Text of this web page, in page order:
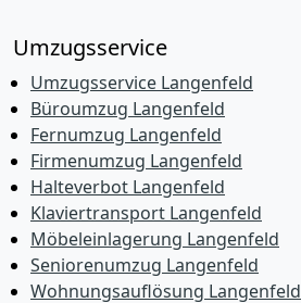
Umzugsservice
Umzugsservice Langenfeld
Büroumzug Langenfeld
Fernumzug Langenfeld
Firmenumzug Langenfeld
Halteverbot Langenfeld
Klaviertransport Langenfeld
Möbeleinlagerung Langenfeld
Seniorenumzug Langenfeld
Wohnungsauflösung Langenfeld